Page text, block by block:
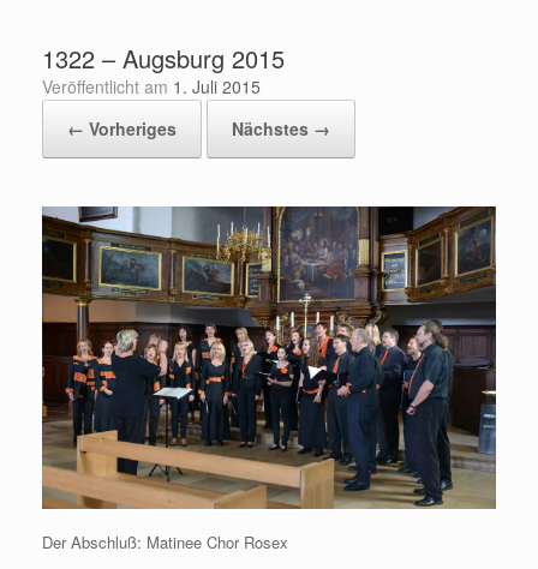
springen1322 – Augsburg 2015
Veröffentlicht am 1. Juli 2015
← Vorheriges
Nächstes →
Der Abschluß: Matinee Chor Rosex